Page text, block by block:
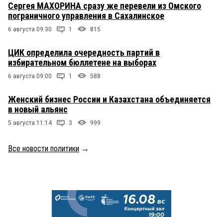
Сергея МАХОРИНА сразу же перевели из Омского
пограничного управления в Сахалинское
6 августа 09:30 1 815
ЦИК определила очередность партий в
избирательном бюллетене на выборах
6 августа 09:00 1 588
Женский бизнес России и Казахстана объединяется
в новый альянс
5 августа 11:14 3 999
Все новости политики →